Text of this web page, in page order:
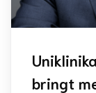
bringt